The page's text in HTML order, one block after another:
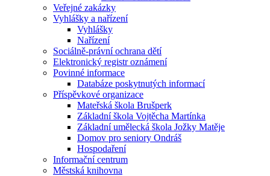
Veřejné zakázky
Vyhlášky a nařízení
Vyhlášky
Nařízení
Sociálně-právní ochrana dětí
Elektronický registr oznámení
Povinné informace
Databáze poskytnutých informací
Příspěvkové organizace
Mateřská škola Brušperk
Základní škola Vojtěcha Martínka
Základní umělecká škola Jožky Matěje
Domov pro seniory Ondráš
Hospodaření
Informační centrum
Městská knihovna